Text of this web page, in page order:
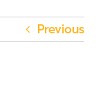
Previous